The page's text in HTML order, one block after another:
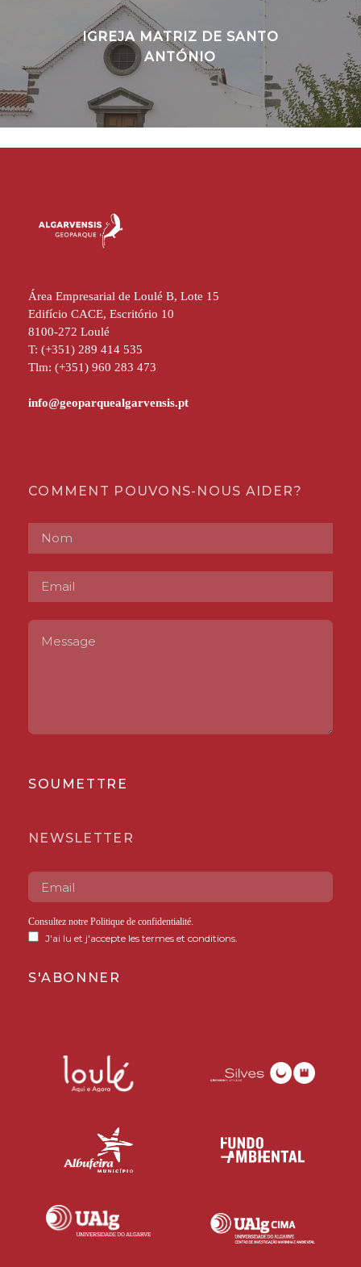
IGREJA MATRIZ DE SANTO
ANTÓNIO
Área Empresarial de Loulé B, Lote 15
Edifício CACE, Escritório 10
8100-272 Loulé
T: (+351) 289 414 535
Tlm: (+351) 960 283 473
COMMENT POUVONS-NOUS AIDER?
SOUMETTRE
NEWSLETTER
Consultez notre Politique de confidentialité.
J'ai lu et j'accepte les termes et conditions.